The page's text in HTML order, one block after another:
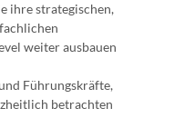
ihre strategischen,
weiter ausbauen
Führungskräfte,
betrachten